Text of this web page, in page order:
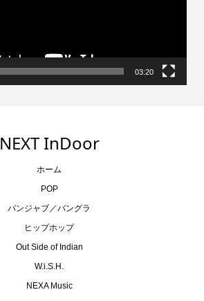
03:20
NEXT InDoor
ホーム
POP
パンジャブ／バングラ
ヒップホップ
Out Side of Indian
W.i.S.H.
NEXA Music